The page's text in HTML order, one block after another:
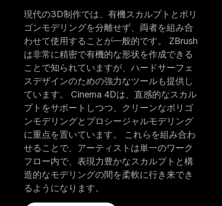
現代の3D制作では、有機スカルプトとポリ
ゴンモデリングを分離せず、両者を組み合
わせて使用することが一般的です。 ZBrush
は非常に精密で有機的な形状を作成できる
ことで知られていますが、ハードサーフェ
スデザインのための強力なツールも提供し
ています。 Cinema 4Dは、直感的なスカル
プトをサポートしつつ、クリーンなポリゴ
ンモデリングとプロシージャルモデリング
に重点を置いています。 これらを組み合わ
せることで、アーティストは単一のワーク
フロー内で、表現力豊かなスカルプトと構
造的なモデリングの間を柔軟に行き来でき
るようになります。